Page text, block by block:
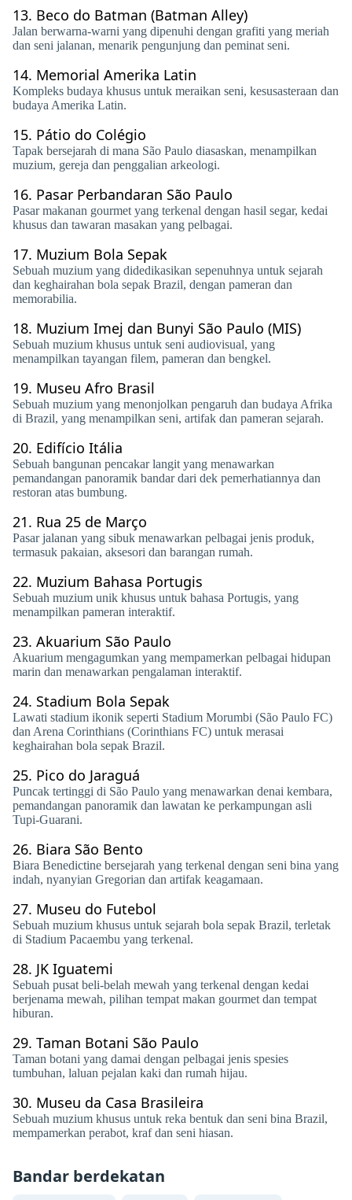
13. Beco do Batman (Batman Alley)
Jalan berwarna-warni yang dipenuhi dengan grafiti yang meriah
dan seni jalanan, menarik pengunjung dan peminat seni.
14. Memorial Amerika Latin
Kompleks budaya khusus untuk meraikan seni, kesusasteraan dan
budaya Amerika Latin.
15. Pátio do Colégio
Tapak bersejarah di mana São Paulo diasaskan, menampilkan
muzium, gereja dan penggalian arkeologi.
16. Pasar Perbandaran São Paulo
Pasar makanan gourmet yang terkenal dengan hasil segar, kedai
khusus dan tawaran masakan yang pelbagai.
17. Muzium Bola Sepak
Sebuah muzium yang didedikasikan sepenuhnya untuk sejarah
dan keghairahan bola sepak Brazil, dengan pameran dan
memorabilia.
18. Muzium Imej dan Bunyi São Paulo (MIS)
Sebuah muzium khusus untuk seni audiovisual, yang
menampilkan tayangan filem, pameran dan bengkel.
19. Museu Afro Brasil
Sebuah muzium yang menonjolkan pengaruh dan budaya Afrika
di Brazil, yang menampilkan seni, artifak dan pameran sejarah.
20. Edifício Itália
Sebuah bangunan pencakar langit yang menawarkan
pemandangan panoramik bandar dari dek pemerhatiannya dan
restoran atas bumbung.
21. Rua 25 de Março
Pasar jalanan yang sibuk menawarkan pelbagai jenis produk,
termasuk pakaian, aksesori dan barangan rumah.
22. Muzium Bahasa Portugis
Sebuah muzium unik khusus untuk bahasa Portugis, yang
menampilkan pameran interaktif.
23. Akuarium São Paulo
Akuarium mengagumkan yang mempamerkan pelbagai hidupan
marin dan menawarkan pengalaman interaktif.
24. Stadium Bola Sepak
Lawati stadium ikonik seperti Stadium Morumbi (São Paulo FC)
dan Arena Corinthians (Corinthians FC) untuk merasai
keghairahan bola sepak Brazil.
25. Pico do Jaraguá
Puncak tertinggi di São Paulo yang menawarkan denai kembara,
pemandangan panoramik dan lawatan ke perkampungan asli
Tupi-Guarani.
26. Biara São Bento
Biara Benedictine bersejarah yang terkenal dengan seni bina yang
indah, nyanyian Gregorian dan artifak keagamaan.
27. Museu do Futebol
Sebuah muzium khusus untuk sejarah bola sepak Brazil, terletak
di Stadium Pacaembu yang terkenal.
28. JK Iguatemi
Sebuah pusat beli-belah mewah yang terkenal dengan kedai
berjenama mewah, pilihan tempat makan gourmet dan tempat
hiburan.
29. Taman Botani São Paulo
Taman botani yang damai dengan pelbagai jenis spesies
tumbuhan, laluan pejalan kaki dan rumah hijau.
30. Museu da Casa Brasileira
Sebuah muzium khusus untuk reka bentuk dan seni bina Brazil,
mempamerkan perabot, kraf dan seni hiasan.
Bandar berdekatan